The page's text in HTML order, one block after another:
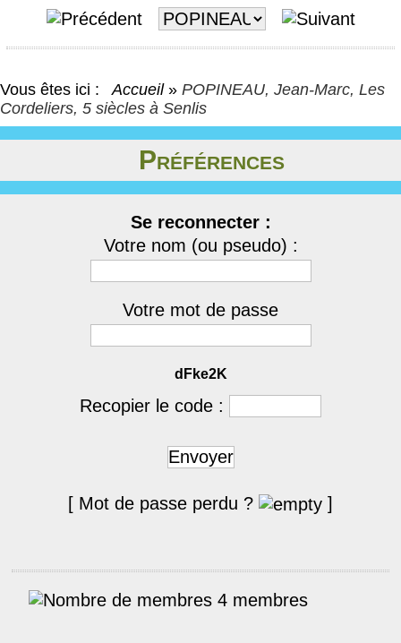
Vous êtes ici : Accueil » POPINEAU, Jean-Marc, Les
Cordeliers, 5 siècles à Senlis
Préférences
Se reconnecter :
Votre nom (ou pseudo) :
Votre mot de passe
dFke2K
Recopier le code :
Envoyer
[ Mot de passe perdu ? ]
4 membres